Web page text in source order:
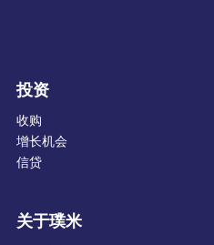
投资
收购
增长机会
信贷
关于璞米